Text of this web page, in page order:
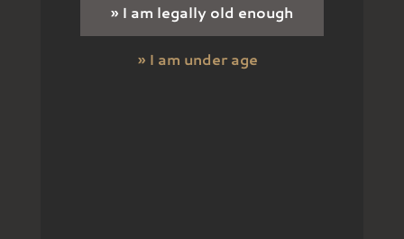
» I am legally old enough
» I am under age